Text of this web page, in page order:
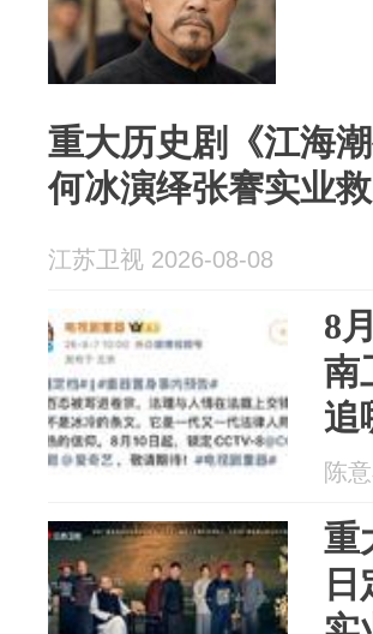
重大历史剧《江海
何冰演绎张謇实业
江苏卫视 2026-08-08
8
南
追
陈
重